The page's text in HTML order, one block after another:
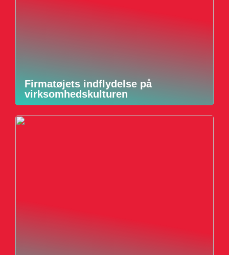
Firmatøjets indflydelse på
virksomhedskulturen